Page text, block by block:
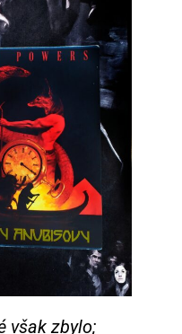
však zbylo;